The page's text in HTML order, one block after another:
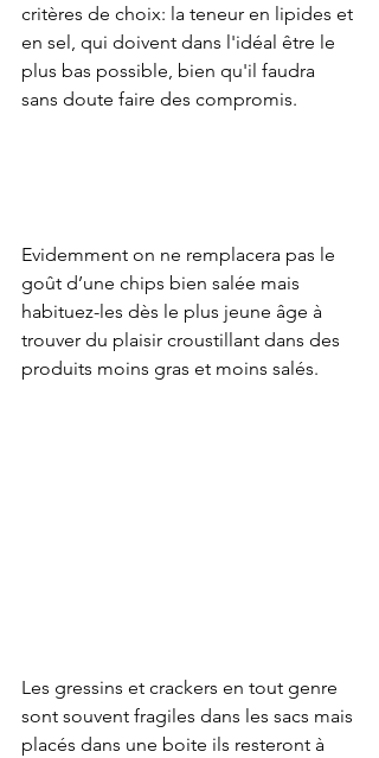
critères de choix: la teneur en lipides et
en sel, qui doivent dans l'idéal être le
plus bas possible, bien qu'il faudra
sans doute faire des compromis.
Evidemment on ne remplacera pas le
goût d’une chips bien salée mais
habituez-les dès le plus jeune âge à
trouver du plaisir croustillant dans des
produits moins gras et moins salés.
Les gressins et crackers en tout genre
sont souvent fragiles dans les sacs mais
placés dans une boite ils resteront à